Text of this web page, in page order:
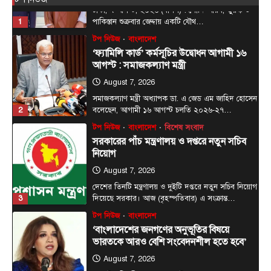
2
সমাজকল্যাণ মন্ত্রী অধ্যাপক ডা. এ জেড এম জাহিদ হোসেন
বলেছেন, আগামী ১৬ আগস্ট চলতি ২০২৬-২৭…
3
টপ নিউজ বাংলাদেশ
সরকারের পাঁচ মন্ত্রণালয় ও দপ্তরে নতুন সচিব
নিয়োগ
August 7, 2026
দেশের তিনটি মন্ত্রণালয় ও দুইটি দপ্তরে নতুন সচিব নিয়োগ
দিয়েছে সরকার। আজ (বৃহস্পতিবার) এ সংক্রান্ত…
4
টপ নিউজ বাংলাদেশ
‘বাংলাদেশের জনগণের অনুভূতির বিষয়ে
ভারতকে আরও বেশি সংবেদনশীল হতে হবে’
August 7, 2026
পররাষ্ট্র প্রতিমন্ত্রী শামা ওবায়েদ ইসলাম বলেছেন,
বাংলাদেশের জনগণের অনুভূতি ও সংবেদনশীলতার বিষয়ে
ভারতকে আরও বেশি…
টপ নিউজ বাংলাদেশ
রাজধানীর চারপাশের নদীদূষণ রোধে
কর্মপরিকল্পনার নির্দেশ প্রধানমন্ত্রীর